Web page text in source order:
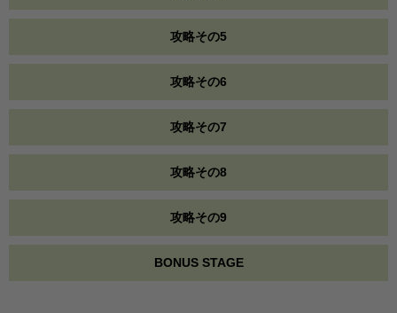
攻略その5
攻略その6
攻略その7
攻略その8
攻略その9
BONUS STAGE